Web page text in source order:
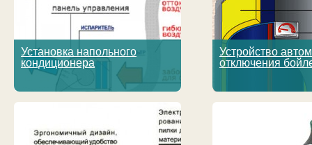
Установка напольного
кондиционера
Устройство
отключения